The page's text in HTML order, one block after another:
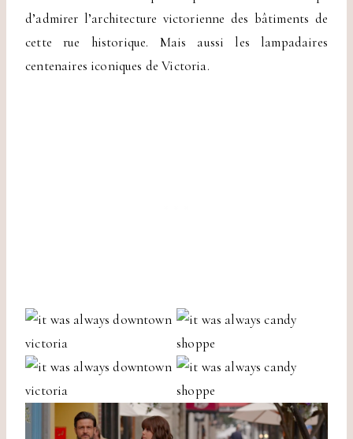
d’admirer l’architecture victorienne des bâtiments de
cette rue historique. Mais aussi les lampadaires
centenaires iconiques de Victoria.